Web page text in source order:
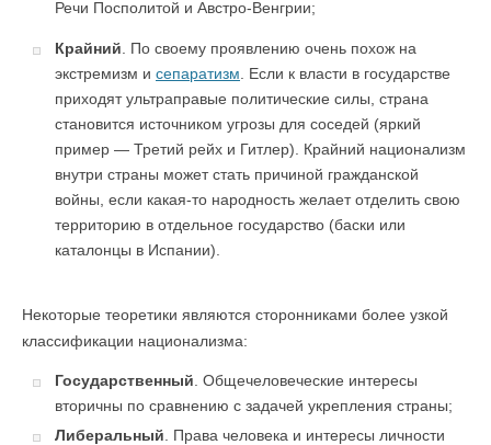
Речи Посполитой и Австро-Венгрии;
Крайний. По своему проявлению очень похож на
экстремизм и сепаратизм. Если к власти в государстве
приходят ультраправые политические силы, страна
становится источником угрозы для соседей (яркий
пример — Третий рейх и Гитлер). Крайний национализм
внутри страны может стать причиной гражданской
войны, если какая-то народность желает отделить свою
территорию в отдельное государство (баски или
каталонцы в Испании).
Некоторые теоретики являются сторонниками более узкой
классификации национализма:
Государственный. Общечеловеческие интересы
вторичны по сравнению с задачей укрепления страны;
Либеральный. Права человека и интересы личности